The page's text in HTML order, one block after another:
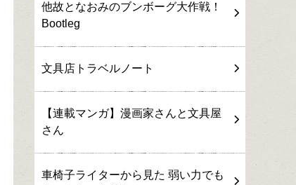
他故となおみのブンボーグ大作戦！
Bootleg
文具店トラベルノート
【連載マンガ】漫画家さんと文具屋
さん
車椅子ライターから見た 弱い力でも